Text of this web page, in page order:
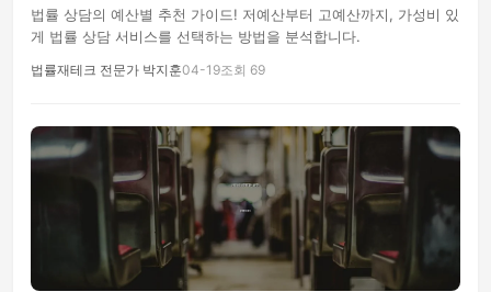
법률 상담의 예산별 추천 가이드! 저예산부터 고예산까지, 가성비 있
게 법률 상담 서비스를 선택하는 방법을 분석합니다.
법률재테크 전문가 박지훈04-19조회 69